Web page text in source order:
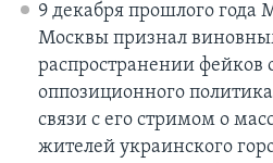
9 декабря прошлого года
Москвы признал
распространении фейков
оппозиционного
связи с его стримом о
жителей украинского